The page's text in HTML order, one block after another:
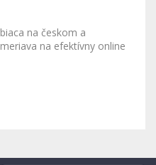
na českom a
na efektívny online